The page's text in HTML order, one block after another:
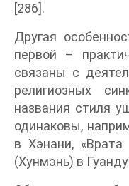
[286].
Другая
первой –
связаны с
религиозных
названия стиля
одинаковы,
в Хэнани, «Врата
(Хунмэнь) в